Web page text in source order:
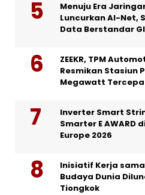
Menuju Era
Luncurkan AI-Net,
Data Berstandar
ZEEKR, TPM
Resmikan Stasiun
Megawatt
Inverter Smart
Smarter E AWARD
Europe 2026
Inisiatif Kerja
Budaya Dunia
Tiongkok